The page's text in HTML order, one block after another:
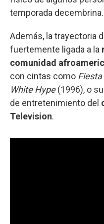
temporada decembrina.
Además, la trayectoria
fuertemente ligada a la
comunidad
con cintas como
White Hype(1996), o
de entretenimiento del
Television.